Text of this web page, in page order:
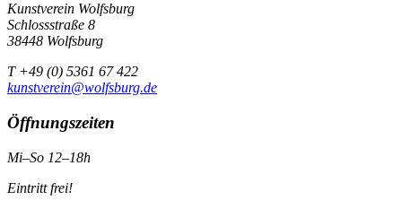
Kunstverein Wolfsburg
Schlossstraße 8
38448 Wolfsburg
T +49 (0) 5361 67 422
kunstverein@wolfsburg.de
Öffnungszeiten
Mi–So 12–18h
Eintritt frei!